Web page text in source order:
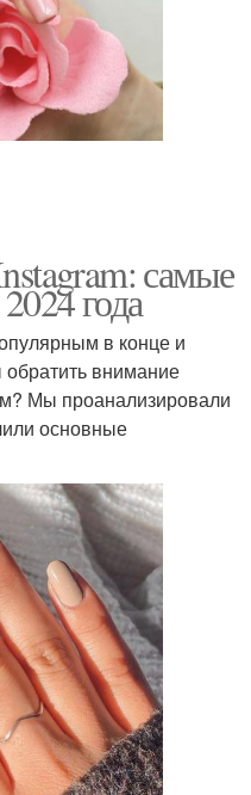
самые
года
в конце и
обратить внимание
Мы проанализировали
основные